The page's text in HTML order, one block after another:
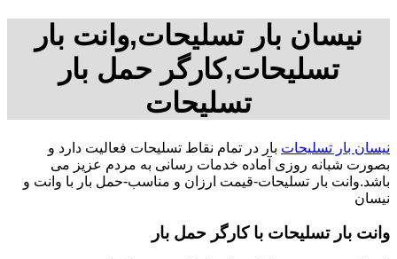
نیسان بار تسلیحات,وانت بار
تسلیحات,کارگر حمل بار
تسلیحات
نیسان بار تسلیحات بار در تمام نقاط تسلیحات فعالیت دارد و
بصورت شبانه روزی آماده خدمات رسانی به مردم عزیز می
باشد.وانت بار تسلیحات-قیمت ارزان و مناسب-حمل بار با وانت و
نیسان
وانت بار تسلیحات با کارگر حمل بار